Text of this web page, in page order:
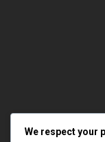
We respect your